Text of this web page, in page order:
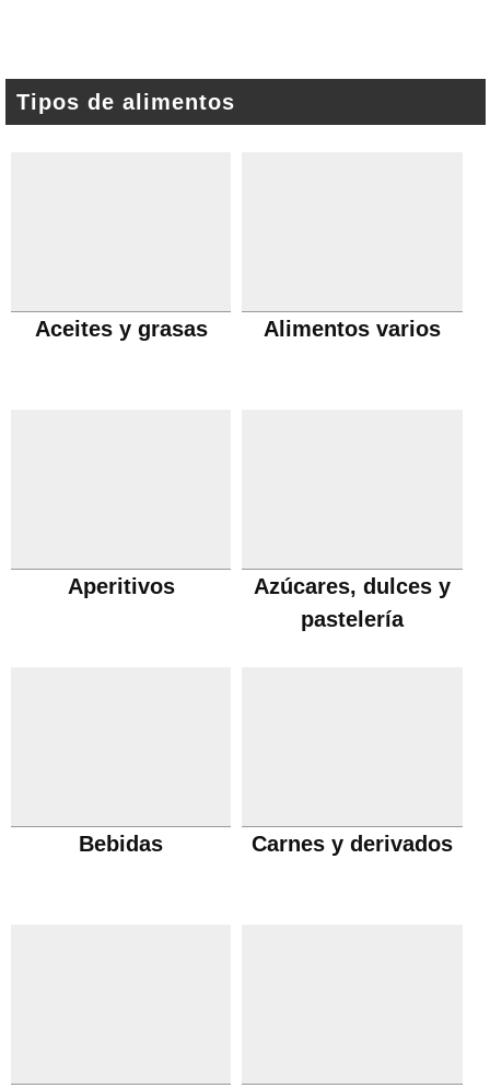
Tipos de alimentos
Aceites y grasas Alimentos varios
Aperitivos
Azúcares, dulces y
pastelería
Bebidas Carnes y derivados